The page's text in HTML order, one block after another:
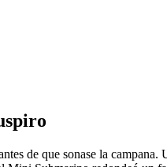
de que sonase la